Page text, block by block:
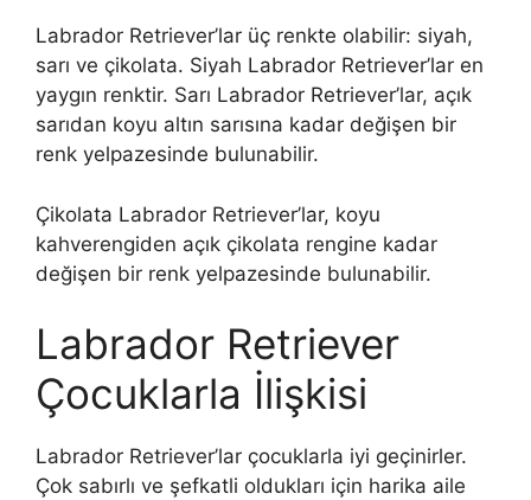
Labrador Retriever’lar üç renkte olabilir: siyah,
sarı ve çikolata. Siyah Labrador Retriever’lar en
yaygın renktir. Sarı Labrador Retriever’lar, açık
sarıdan koyu altın sarısına kadar değişen bir
renk yelpazesinde bulunabilir.
Çikolata Labrador Retriever’lar, koyu
kahverengiden açık çikolata rengine kadar
değişen bir renk yelpazesinde bulunabilir.
Labrador Retriever
Çocuklarla İlişkisi
Labrador Retriever’lar çocuklarla iyi geçinirler.
Çok sabırlı ve şefkatli oldukları için harika aile